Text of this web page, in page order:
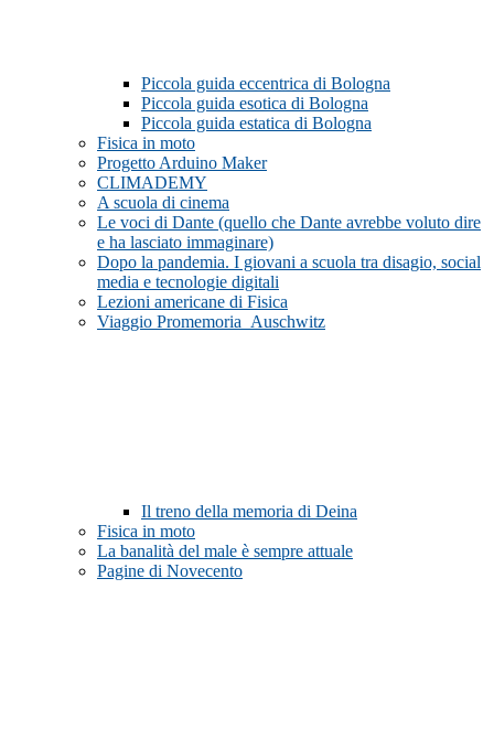
Piccola guida eccentrica di Bologna
Piccola guida esotica di Bologna
Piccola guida estatica di Bologna
Fisica in moto
Progetto Arduino Maker
CLIMADEMY
A scuola di cinema
Le voci di Dante (quello che Dante avrebbe voluto dire
e ha lasciato immaginare)
Dopo la pandemia. I giovani a scuola tra disagio, social
media e tecnologie digitali
Lezioni americane di Fisica
Viaggio Promemoria_Auschwitz
Il treno della memoria di Deina
Fisica in moto
La banalità del male è sempre attuale
Pagine di Novecento